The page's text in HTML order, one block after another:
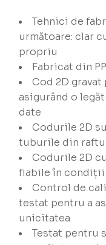
Tehnici de
următoare: clar
propriu
Fabricat din
Cod 2D gravat
asigurând o
date
Codurile 2D
tuburile din
Codurile 2D
fiabile în condiții
Control de
testat pentru a
unicitatea
Testat pentru